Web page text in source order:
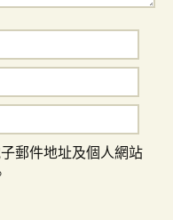
郵件地址及個人網站